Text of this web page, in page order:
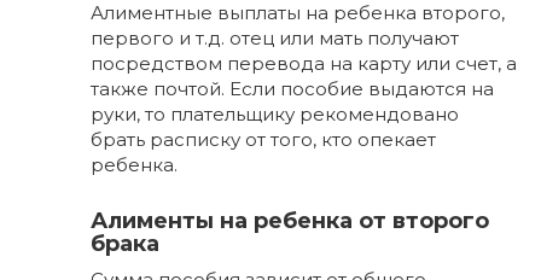
Алиментные выплаты на ребенка второго,
первого и т.д. отец или мать получают
посредством перевода на карту или счет, а
также почтой. Если пособие выдаются на
руки, то плательщику рекомендовано
брать расписку от того, кто опекает
ребенка.
Алименты на ребенка от второго
брака